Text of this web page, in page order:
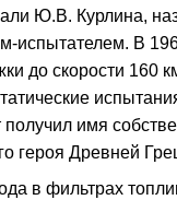
Ю.В. Курлина,
В
до скорости 160
имя
героя Древней
в фильтрах